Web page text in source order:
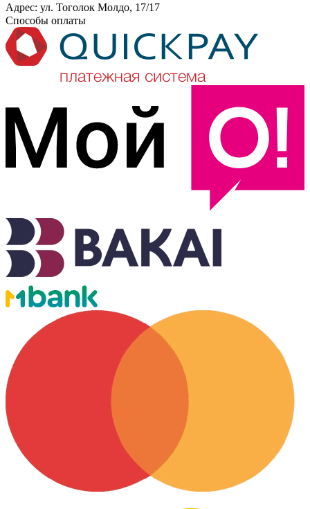
Адрес: ул. Тоголок Молдо, 17/17
Способы оплаты